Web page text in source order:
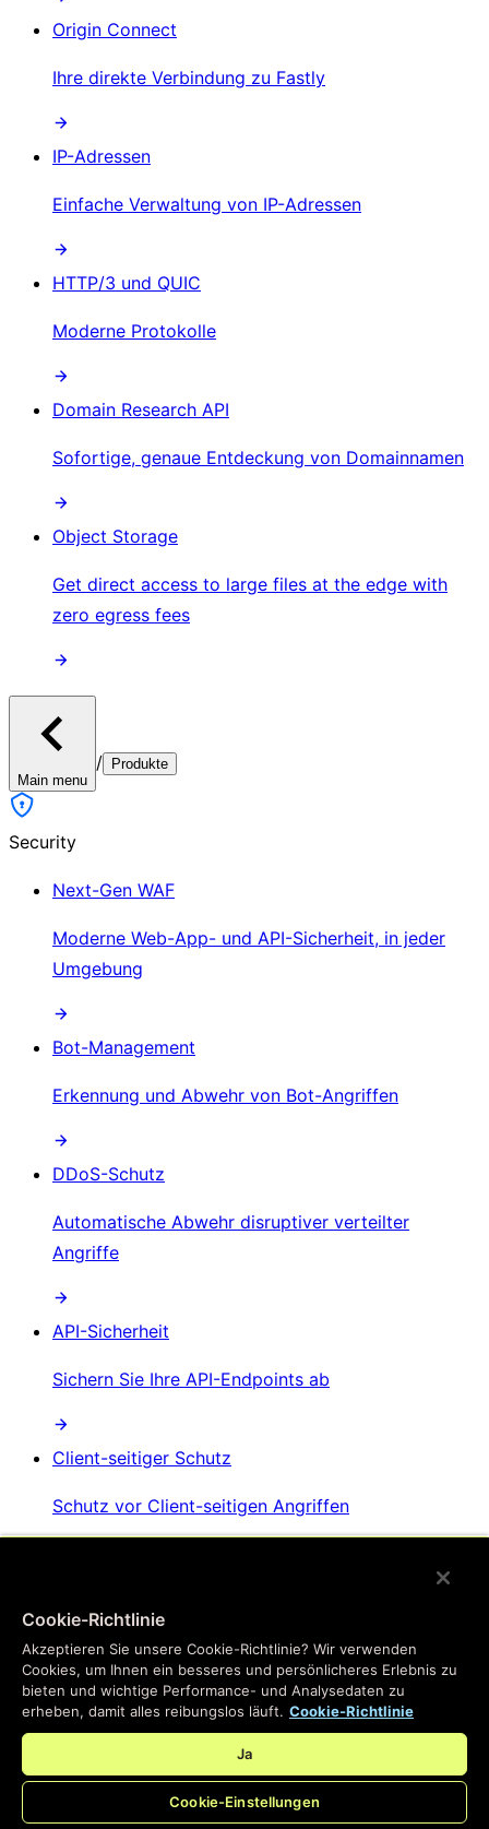
Origin Connect
Ihre direkte Verbindung zu Fastly
IP-Adressen
Einfache Verwaltung von IP-Adressen
HTTP/3 und QUIC
Moderne Protokolle
Domain Research API
Sofortige, genaue Entdeckung von Domainnamen
Object Storage
Get direct access to large files at the edge with
zero egress fees
Main menu
/ Produkte
Security
Next-Gen WAF
Moderne Web-App- und API-Sicherheit, in jeder
Umgebung
Bot-Management
Erkennung und Abwehr von Bot-Angriffen
DDoS-Schutz
Automatische Abwehr disruptiver verteilter
Angriffe
API-Sicherheit
Sichern Sie Ihre API-Endpoints ab
Client-seitiger Schutz
Schutz vor Client-seitigen Angriffen
Verhindern Sie, dass KI-Bots Website-Inhalte
scrapen
Cookie-Richtlinie
Akzeptieren Sie unsere Cookie-Richtlinie? Wir verwenden
Cookies, um Ihnen ein besseres und persönlicheres Erlebnis zu
bieten und wichtige Performance- und Analysedaten zu
erheben, damit alles reibungslos läuft. Cookie-Richtlinie
Ja
Cookie-Einstellungen